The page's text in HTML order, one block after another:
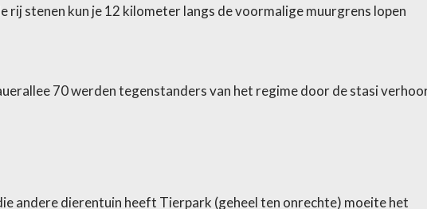
rij stenen kun je 12 kilometer langs de voormalige muurgrens lopen
70 werden tegenstanders van het regime door de stasi
andere dierentuin heeft Tierpark (geheel ten onrechte) moeite het